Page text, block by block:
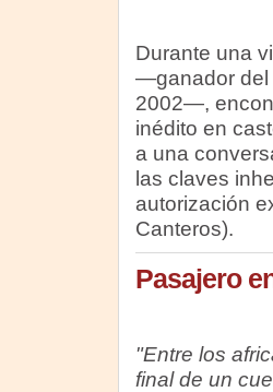
Durante una
—ganador del
2002—,
inédito en
a una
las claves
autorización
Canteros).
Pasajero
"Entre los
final de un